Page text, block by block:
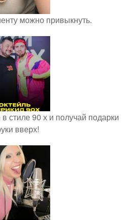
можно привыкнуть.
стиле 90 х и получай подарки
вверх!